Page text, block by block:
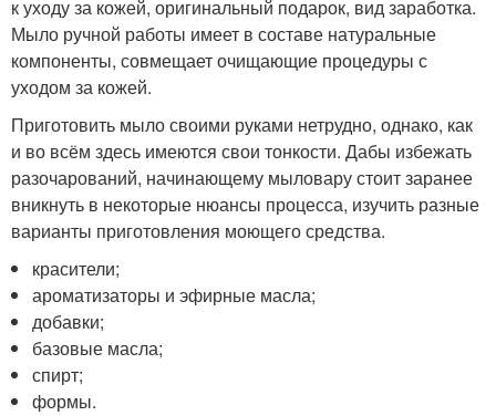
к уходу за кожей, оригинальный подарок, вид заработка.
Мыло ручной работы имеет в составе натуральные
компоненты, совмещает очищающие процедуры с
уходом за кожей.
Приготовить мыло своими руками нетрудно, однако, как
и во всём здесь имеются свои тонкости. Дабы избежать
разочарований, начинающему мыловару стоит заранее
вникнуть в некоторые нюансы процесса, изучить разные
варианты приготовления моющего средства.
красители;
ароматизаторы и эфирные масла;
добавки;
базовые масла;
спирт;
формы.